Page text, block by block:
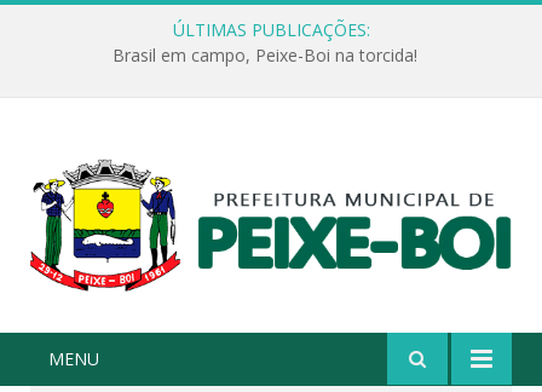
ÚLTIMAS PUBLICAÇÕES:
Brasil em campo, Peixe-Boi na torcida!
MENU